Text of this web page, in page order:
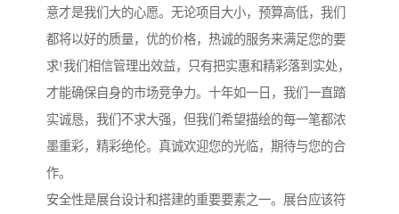
意才是我们大的心愿。无论项目大小，预算高低，我们
都将以好的质量，优的价格，热诚的服务来满足您的要
求!我们相信管理出效益，只有把实惠和精彩落到实处，
才能确保自身的市场竞争力。十年如一日，我们一直踏
实诚恳，我们不求大强，但我们希望描绘的每一笔都浓
墨重彩，精彩绝伦。真诚欢迎您的光临，期待与您的合
作。
安全性是展台设计和搭建的重要要素之一。展台应该符